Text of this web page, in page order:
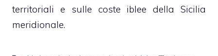
territoriali e sulle coste iblee della Sicilia
meridionale.